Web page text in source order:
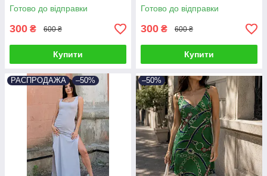
Готово до відправки
300 ₴ 600 ₴
Купити
Готово до відправки
300 ₴ 600 ₴
Купити
РАСПРОДАЖА –50% –50%